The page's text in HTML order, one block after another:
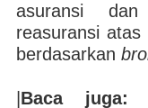
asuransi
reasuransi
berdasarkan
Baca juga: